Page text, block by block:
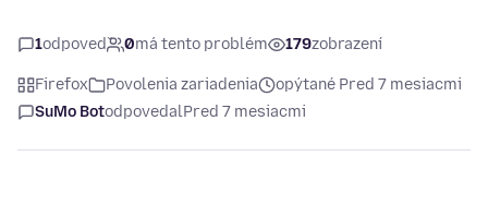
1odpoveď 0má tento problém 179zobrazení
Firefox Povolenia zariadenia
opýtané Pred 7 mesiacmi
SuMo BotodpovedalPred 7 mesiacmi